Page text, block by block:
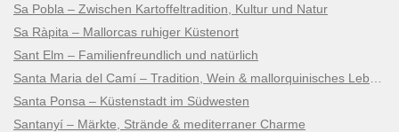
Sa Pobla – Zwischen Kartoffeltradition, Kultur und Natur
Sa Ràpita – Mallorcas ruhiger Küstenort
Sant Elm – Familienfreundlich und natürlich
Santa Ponsa – Küstenstadt im Südwesten
Santanyí – Märkte, Strände & mediterraner Charme